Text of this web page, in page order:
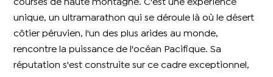
courses de haute montagne. C'est une expérience
unique, un ultramarathon qui se déroule là où le désert
côtier péruvien, l'un des plus arides au monde,
rencontre la puissance de l'océan Pacifique. Sa
réputation s'est construite sur ce cadre exceptionnel,